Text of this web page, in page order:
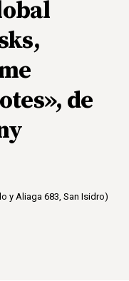
de
y Aliaga 683, San Isidro)